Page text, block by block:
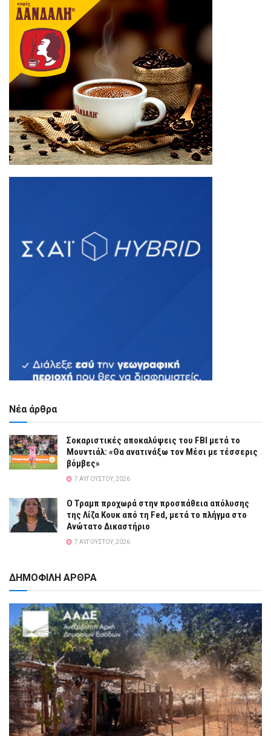
Νέα άρθρα
Σοκαριστικές αποκαλύψεις του FBI μετά το
Μουντιάλ: «Θα ανατινάξω τον Μέσι με τέσσερις
βόμβες»
7 ΑΥΓΟΎΣΤΟΥ, 2026
Ο Τραμπ προχωρά στην προσπάθεια απόλυσης
της Λίζα Κουκ από τη Fed, μετά το πλήγμα στο
Ανώτατο Δικαστήριο
7 ΑΥΓΟΎΣΤΟΥ, 2026
ΔΗΜΟΦΙΛΗ ΑΡΘΡΑ